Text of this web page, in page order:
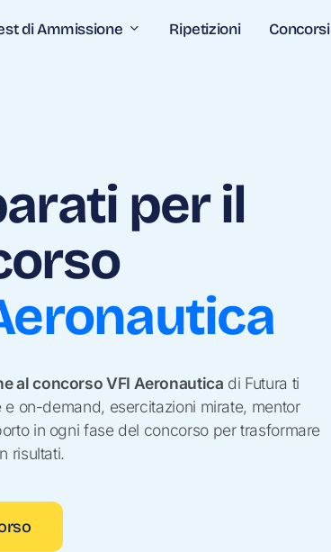
di Ammissione Ripetizioni Concorsi
per il
al concorso VFI Aeronautica di Futura ti
e on-demand, esercitazioni mirate, mentor
in ogni fase del concorso per trasformare
risultati.